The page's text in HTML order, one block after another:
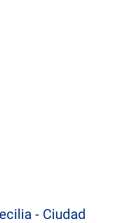
- Ciudad